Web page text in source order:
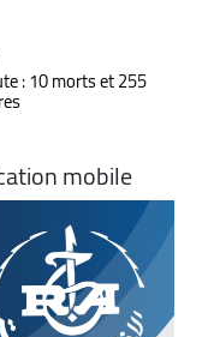
: 10 morts et 255
mobile